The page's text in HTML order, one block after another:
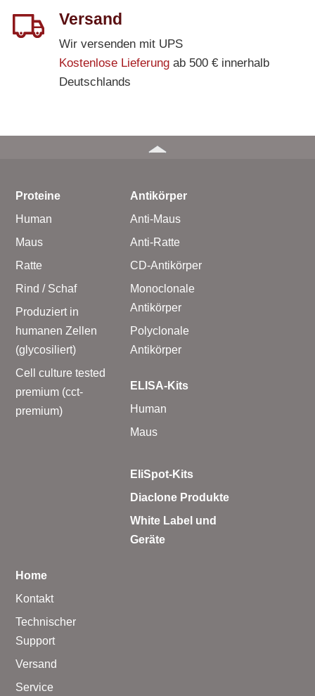
Versand
Wir versenden mit UPS
Kostenlose Lieferungab 500 € innerhalb
Deutschlands
Proteine
Human
Maus
Ratte
Rind / Schaf
Produziert in
humanen Zellen
(glycosiliert)
Cell culture tested
premium (cct-
premium)
Antikörper
Anti-Maus
Anti-Ratte
CD-Antikörper
Monoclonale
Antikörper
Polyclonale
Antikörper
ELISA-Kits
Human
Maus
EliSpot-Kits
Diaclone Produkte
White Label und
Geräte
Home
Kontakt
Technischer
Support
Versand
Service